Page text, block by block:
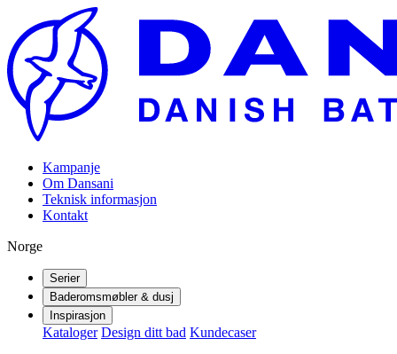
Kampanje
Om Dansani
Teknisk informasjon
Kontakt
Norge
Serier
Baderomsmøbler & dusj
Inspirasjon
Kataloger Design ditt bad Kundecaser